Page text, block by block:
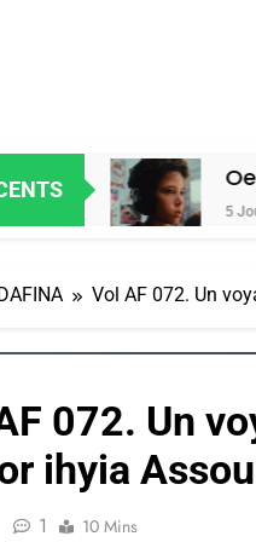
Oeil Ravageur –
5 Jours Ago
DAFINA Vol AF 072. Un
072. Un
ihyia
1 10 Mins